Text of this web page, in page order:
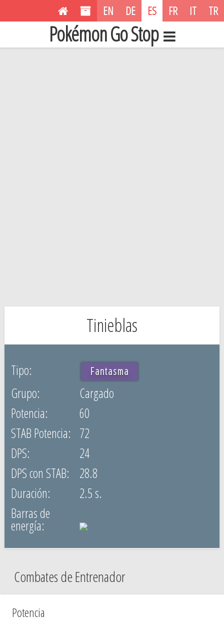
EN DE ES FR IT TR
Pokémon Go Stop
Tinieblas
Fantasma
Cargado
60
72
24
28.8
2.5 s.
Combates de Entrenador
Potencia